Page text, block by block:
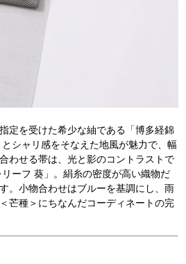
定を受けた希少な紬である「博多経錦
シャリ感をそなえた地風が魅力で、幅
わせる帯は、光と影のコントラストで
ーフ 葵」。絹糸の密度が高い織物だ
。小物合わせはブルーを基調にし、雨
芒種＞にちなんだコーディネートの完